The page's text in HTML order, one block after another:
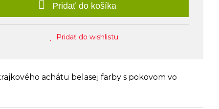
Pridať do košíka
Pridať do wishlistu
achátu belasej farby s pokovom vo